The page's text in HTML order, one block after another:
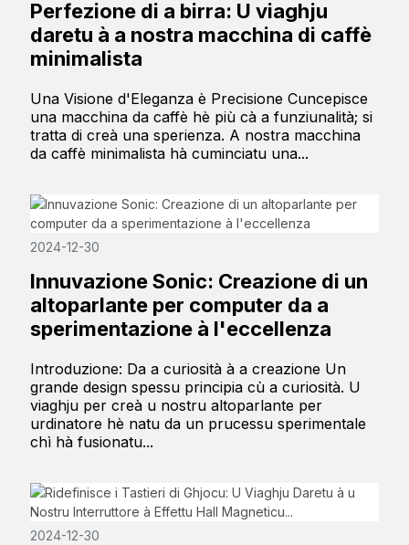
Perfezione di a birra: U viaghju
daretu à a nostra macchina di caffè
minimalista
Una Visione d'Eleganza è Precisione Cuncepisce
una macchina da caffè hè più cà a funziunalità; si
tratta di creà una sperienza. A nostra macchina
da caffè minimalista hà cuminciatu una...
2024-12-30
Innuvazione Sonic: Creazione di un
altoparlante per computer da a
sperimentazione à l'eccellenza
Introduzione: Da a curiosità à a creazione Un
grande design spessu principia cù a curiosità. U
viaghju per creà u nostru altoparlante per
urdinatore hè natu da un prucessu sperimentale
chì hà fusionatu...
2024-12-30